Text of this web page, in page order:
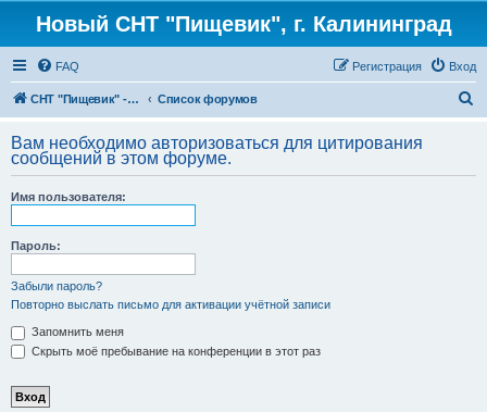
Новый СНТ "Пищевик", г. Калининград
FAQ Вход
Регистрация
СНТ "Пищевик" - возвращение на Главную страницу Список форумов
с
Вам необходимо авторизоваться для цитирования
сообщений в этом форуме.
Имя пользователя:
Пароль:
Забыли пароль?
Повторно выслать письмо для активации учётной записи
Запомнить меня
Скрыть моё пребывание на конференции в этот раз